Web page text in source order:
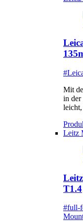
Mit
in der
Leitz
T1.4
#full-